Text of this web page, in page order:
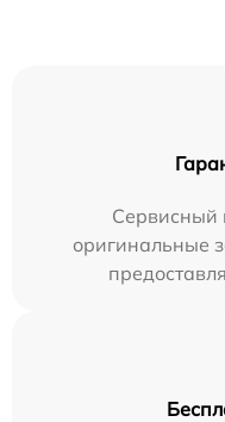
Сервисный
оригинальные